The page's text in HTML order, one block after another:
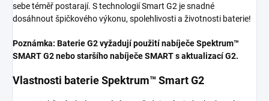
sebe téměř postarají. S technologií Smart G2 je snadné
dosáhnout špičkového výkonu, spolehlivosti a životnosti baterie!
Poznámka: Baterie G2 vyžadují použití nabíječe Spektrum™
SMART G2 nebo staršího nabíječe SMART s aktualizací G2.
Vlastnosti baterie Spektrum™ Smart G2